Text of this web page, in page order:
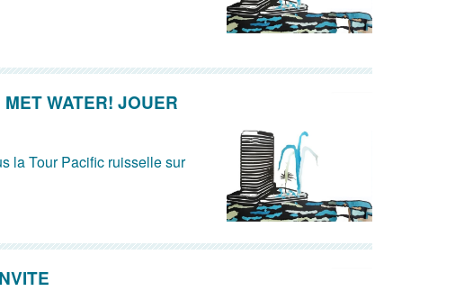
WATER! JOUER
la Tour Pacific ruisselle sur